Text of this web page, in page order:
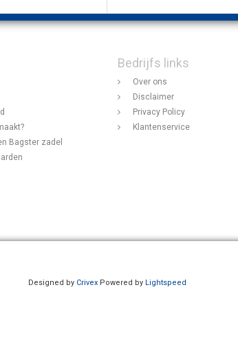
Bagster zadel
Bedrijfs links
Over ons
Disclaimer
Privacy Policy
Klantenservice
Designed by Crivex Powered by Lightspeed